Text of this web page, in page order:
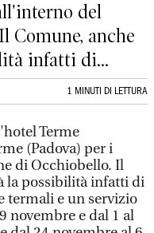
del
Comune, anche
infatti di...
1 MINUTI DI LETTURA
Terme
(Padova) per i
di Occhiobello. Il
la possibilità infatti di
termali e un servizio
novembre e dal 1 al